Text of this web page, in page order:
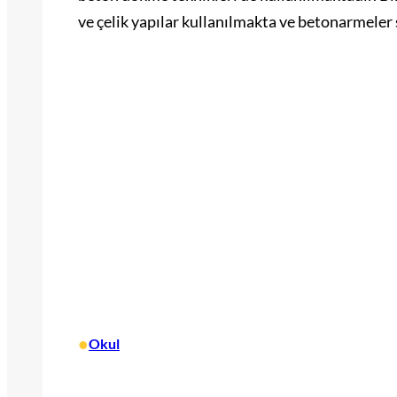
ve çelik yapılar kullanılmakta ve betonarmeler
•Okul